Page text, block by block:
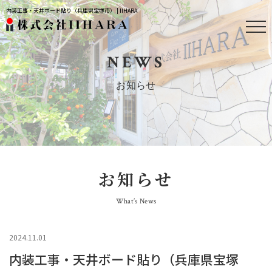
内装工事・天井ボード貼り（兵庫県宝塚市） | IIHARA
NEWS
お知らせ
お知らせ
What’s News
2024.11.01
内装工事・天井ボード貼り（兵庫県宝塚